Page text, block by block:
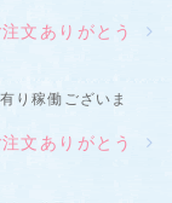
文ありがとう
り稼働ございま
文ありがとう